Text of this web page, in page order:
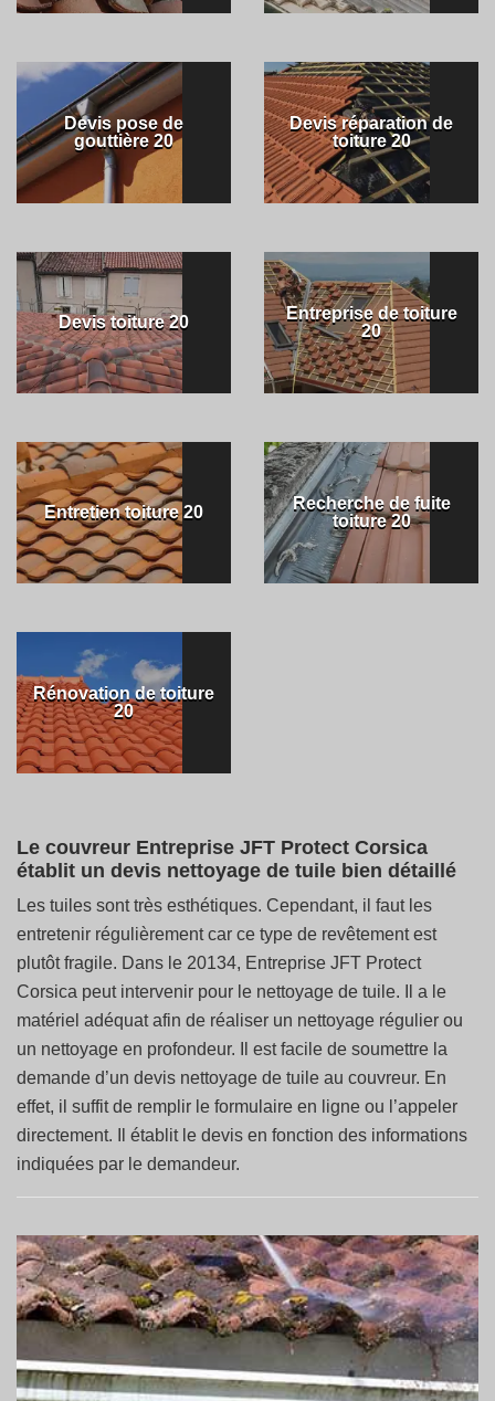
Devis pose de
gouttière 20
Devis réparation de
toiture 20
Devis toiture 20
Entreprise de toiture
20
Entretien toiture 20
Recherche de fuite
toiture 20
Rénovation de toiture
20
Le couvreur Entreprise JFT Protect Corsica
établit un devis nettoyage de tuile bien détaillé
Les tuiles sont très esthétiques. Cependant, il faut les
entretenir régulièrement car ce type de revêtement est
plutôt fragile. Dans le 20134, Entreprise JFT Protect
Corsica peut intervenir pour le nettoyage de tuile. Il a le
matériel adéquat afin de réaliser un nettoyage régulier ou
un nettoyage en profondeur. Il est facile de soumettre la
demande d’un devis nettoyage de tuile au couvreur. En
effet, il suffit de remplir le formulaire en ligne ou l’appeler
directement. Il établit le devis en fonction des informations
indiquées par le demandeur.